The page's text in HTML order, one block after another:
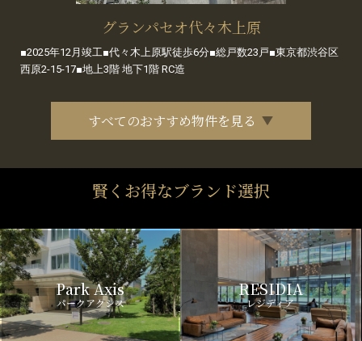
グランパセオ代々木上原
■2025年12月竣工■代々木上原駅徒歩6分■総戸数23戸■東京都渋谷区
西原2-15-17■地上3階 地下1階 RC造
すべてのおすすめ物件を見る
賢くお得なブランド選択
Park Axis
パークアクシス
RESIDIA
レジディア